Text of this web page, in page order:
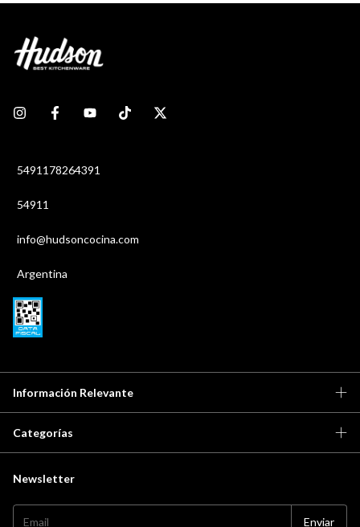
5491178264391
54911
info@hudsoncocina.com
Argentina
Información Relevante
Categorías
Newsletter